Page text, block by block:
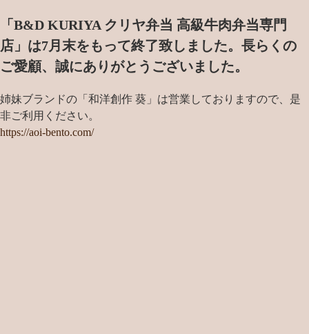
「B&D KURIYA クリヤ弁当 高級牛肉弁当専門
店」は7月末をもって終了致しました。 長らくの
ご愛顧、誠にありがとうございました。
姉妹ブランドの「和洋創作 葵」は営業しておりますので、是
非ご利用ください。
https://aoi-bento.com/